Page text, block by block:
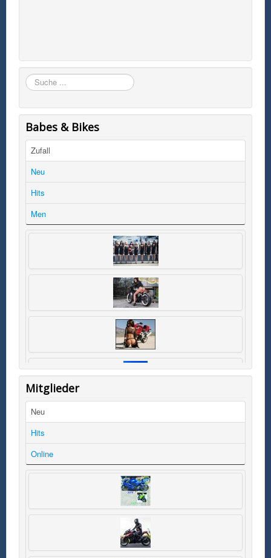
Suchen
Babes & Bikes
Zufall
Neu
Hits
Men
Mitglieder
Neu
Hits
Online